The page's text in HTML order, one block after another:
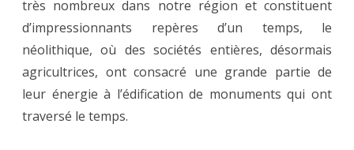
très nombreux dans notre région et constituent
d’impressionnants repères d’un temps, le
néolithique, où des sociétés entières, désormais
agricultrices, ont consacré une grande partie de
leur énergie à l’édification de monuments qui ont
traversé le temps.